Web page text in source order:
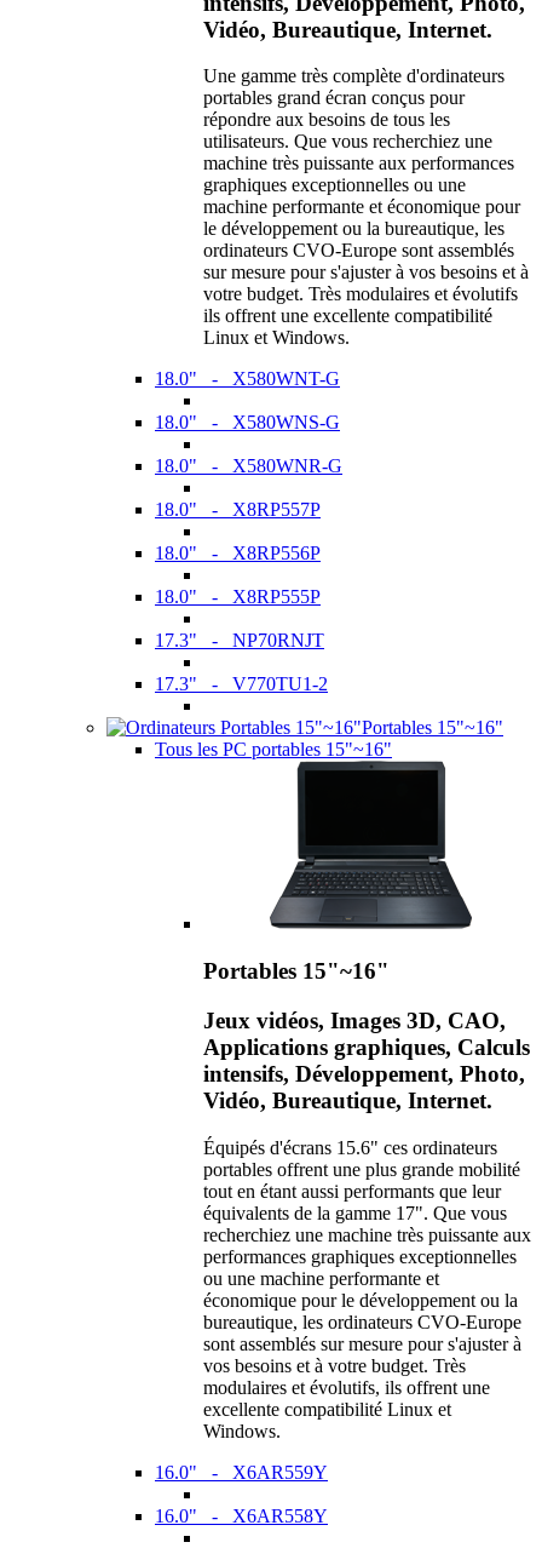
Vidéo, Bureautique, Internet.
Une gamme très complète d'ordinateurs
portables grand écran conçus pour
répondre aux besoins de tous les
utilisateurs. Que vous recherchiez une
machine très puissante aux performances
graphiques exceptionnelles ou une
machine performante et économique pour
le développement ou la bureautique, les
ordinateurs CVO-Europe sont assemblés
sur mesure pour s'ajuster à vos besoins et à
votre budget. Très modulaires et évolutifs
ils offrent une excellente compatibilité
Linux et Windows.
18.0" - X580WNT-G
18.0" - X580WNS-G
18.0" - X580WNR-G
18.0" - X8RP557P
18.0" - X8RP556P
18.0" - X8RP555P
17.3" - NP70RNJT
17.3" - V770TU1-2
Portables 15"~16"
Tous les PC portables 15"~16"
Portables 15"~16"
Jeux vidéos, Images 3D, CAO,
Applications graphiques, Calculs
intensifs, Développement, Photo,
Vidéo, Bureautique, Internet.
Équipés d'écrans 15.6" ces ordinateurs
portables offrent une plus grande mobilité
tout en étant aussi performants que leur
équivalents de la gamme 17". Que vous
recherchiez une machine très puissante aux
performances graphiques exceptionnelles
ou une machine performante et
économique pour le développement ou la
bureautique, les ordinateurs CVO-Europe
sont assemblés sur mesure pour s'ajuster à
vos besoins et à votre budget. Très
modulaires et évolutifs, ils offrent une
excellente compatibilité Linux et
Windows.
16.0" - X6AR559Y
16.0" - X6AR558Y